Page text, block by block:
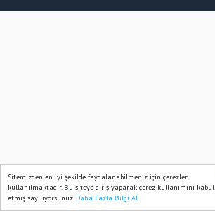
Sitemizden en iyi şekilde faydalanabilmeniz için çerezler
kullanılmaktadır. Bu siteye giriş yaparak çerez kullanımını kabul
etmiş sayılıyorsunuz. Daha Fazla Bilgi Al
Ana Sayfa Web TV